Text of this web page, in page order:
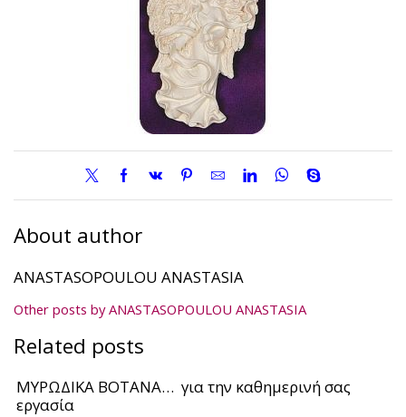
About author
ANASTASOPOULOU ANASTASIA
Other posts by ANASTASOPOULOU ANASTASIA
Related posts
ΜΥΡΩΔΙΚΑ ΒΟΤΑΝΑ… για την καθημερινή σας
εργασία